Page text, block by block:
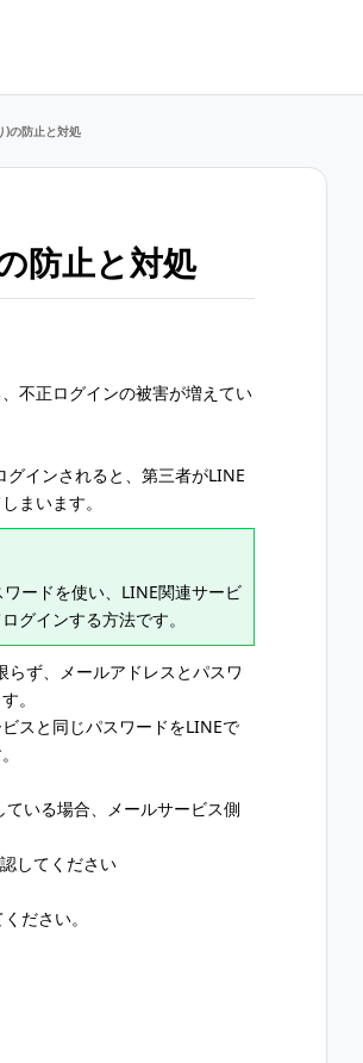
)の防止と対処
防止と対処
不正ログインの被害が増えてい
インされると、第三者がLINE
まいます。
ードを使い、LINE関連サービ
グインする方法です。
ず、メールアドレスとパスワ
。
スと同じパスワードをLINEで
いる場合、メールサービス側
してください
ださい。